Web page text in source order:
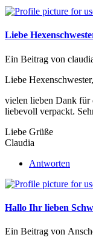
Liebe
Ein Beitrag von
Liebe Hexenschwester,
vielen lieben Dank für
liebevoll verpackt.
Liebe Grüße
Claudia
Antworten
Hallo Ihr lieben
Ein Beitrag von